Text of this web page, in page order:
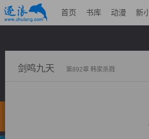
首页 书库 动漫 新
剑鸣九天 第892章 韩家杀戮